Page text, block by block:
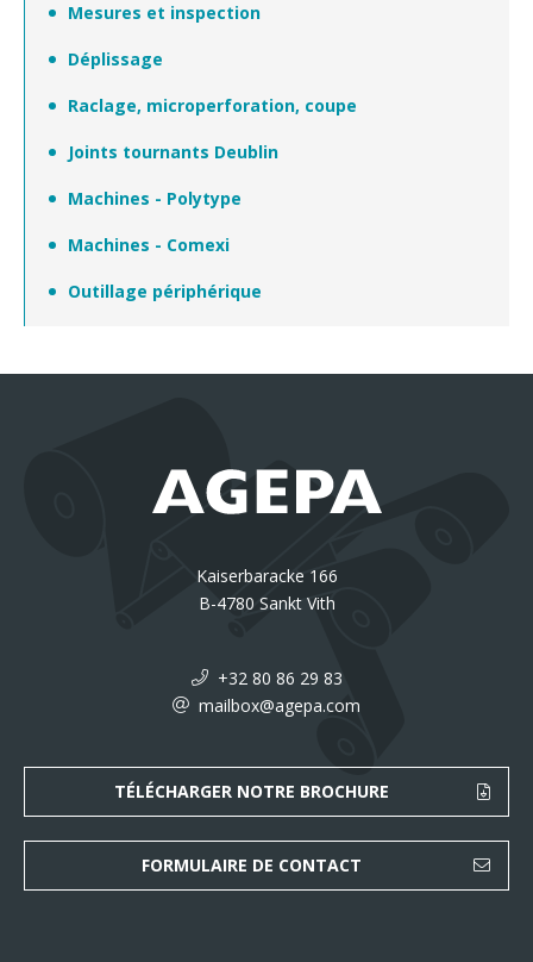
Mesures et inspection
Déplissage
Raclage, microperforation, coupe
Joints tournants Deublin
Outillage périphérique
Machines - Polytype
Machines - Comexi
Kaiserbaracke 166
B-4780 Sankt Vith
+32 80 86 29 83
mailbox@agepa.com
TÉLÉCHARGER NOTRE BROCHURE
FORMULAIRE DE CONTACT